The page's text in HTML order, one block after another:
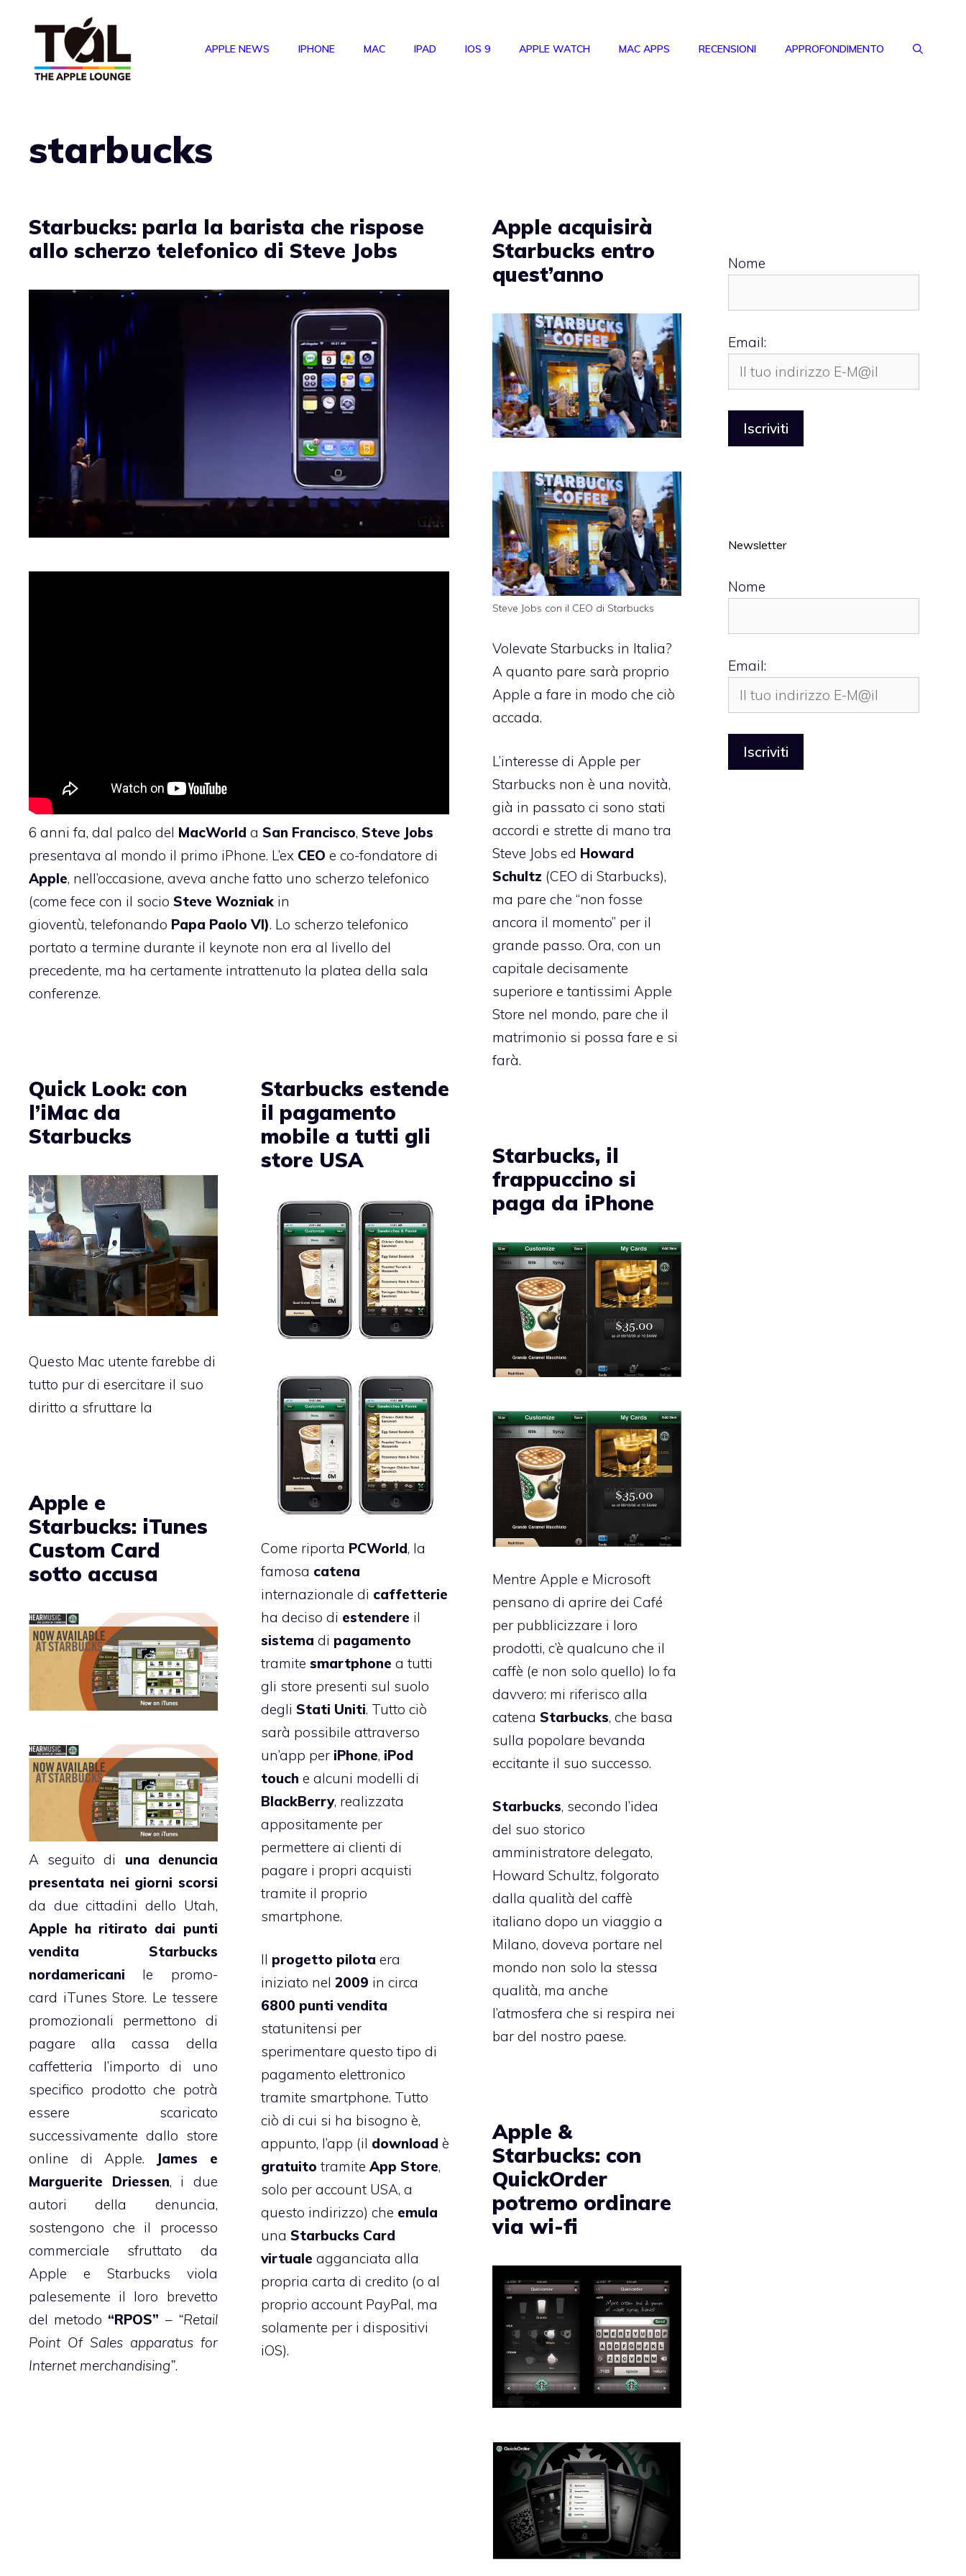
APPLE NEWS IPHONE MAC IPAD IOS 9 APPLE WATCH MAC APPS RECENSIONI APPROFONDIMENTO
starbucks
Starbucks: parla la barista che rispose
allo scherzo telefonico di Steve Jobs
6 anni fa, dal palco del MacWorld a San Francisco, Steve Jobs
presentava al mondo il primo iPhone. L’ex CEO e co-fondatore di
Apple, nell’occasione, aveva anche fatto uno scherzo telefonico
(come fece con il socio Steve Wozniak in
gioventù, telefonando Papa Paolo VI). Lo scherzo telefonico
portato a termine durante il keynote non era al livello del
precedente, ma ha certamente intrattenuto la platea della sala
conferenze.
Apple acquisirà
Starbucks entro
quest’anno
Steve Jobs con il CEO di Starbucks
Volevate Starbucks in Italia?
A quanto pare sarà proprio
Apple a fare in modo che ciò
accada.
L’interesse di Apple per
Starbucks non è una novità,
già in passato ci sono stati
accordi e strette di mano tra
Steve Jobs ed Howard
Schultz (CEO di Starbucks),
ma pare che “non fosse
ancora il momento” per il
grande passo. Ora, con un
capitale decisamente
superiore e tantissimi Apple
Store nel mondo, pare che il
matrimonio si possa fare e si
farà.
Quick Look: con
l’iMac da
Starbucks
Questo Mac utente farebbe di
tutto pur di esercitare il suo
diritto a sfruttare la
Starbucks estende
il pagamento
mobile a tutti gli
store USA
Come riporta PCWorld, la
famosa catena
internazionale di caffetterie
ha deciso di estendere il
sistema di pagamento
tramite smartphone a tutti
gli store presenti sul suolo
degli Stati Uniti. Tutto ciò
sarà possibile attraverso
un’app per iPhone, iPod
touch e alcuni modelli di
BlackBerry, realizzata
appositamente per
permettere ai clienti di
pagare i propri acquisti
tramite il proprio
smartphone.
Il progetto pilota era
iniziato nel 2009 in circa
6800 punti vendita
statunitensi per
sperimentare questo tipo di
pagamento elettronico
tramite smartphone. Tutto
ciò di cui si ha bisogno è,
appunto, l’app (il download è
gratuito tramite App Store,
solo per account USA, a
questo indirizzo) che emula
una Starbucks Card
virtuale agganciata alla
propria carta di credito (o al
proprio account PayPal, ma
solamente per i dispositivi
iOS).
Starbucks, il
frappuccino si
paga da iPhone
Mentre Apple e Microsoft
pensano diaprire dei Café
per pubblicizzare i loro
prodotti, c’è qualcuno che il
caffè (e non solo quello) lo fa
davvero: mi riferisco alla
catenaStarbucks, che basa
sulla popolare bevanda
eccitante il suo successo.
Starbucks, secondo l’idea
del suo storico
amministratore delegato,
Howard Schultz, folgorato
dalla qualità del caffè
italiano dopo un viaggio a
Milano, doveva portare nel
mondo non solo la stessa
qualità, ma anche
l’atmosfera che si respira nei
bar del nostro paese.
Apple e
Starbucks: iTunes
Custom Card
sotto accusa
A seguito di una denuncia
presentata nei giorni scorsi
da due cittadini dello Utah,
Apple ha ritirato dai punti
vendita Starbucks
nordamericani le promo-
card iTunes Store. Le tessere
promozionali permettono di
pagare alla cassa della
caffetteria l’importo di uno
specifico prodotto che potrà
essere scaricato
successivamente dallo store
online di Apple.
James e
Marguerite Driessen, i due
autori della denuncia,
sostengono che il processo
commerciale sfruttato da
Apple e Starbucks viola
palesemente il loro brevetto
del metodo “RPOS” – “Retail
Point Of Sales apparatus for
Internet merchandising”.
Apple &
Starbucks: con
QuickOrder
potremo ordinare
via wi-fi
Nome
Email:
Newsletter
Nome
Email: